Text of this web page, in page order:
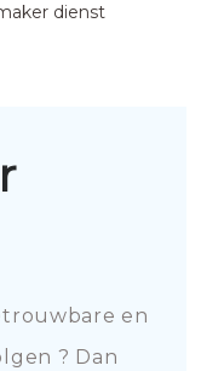
dienst
en
? Dan